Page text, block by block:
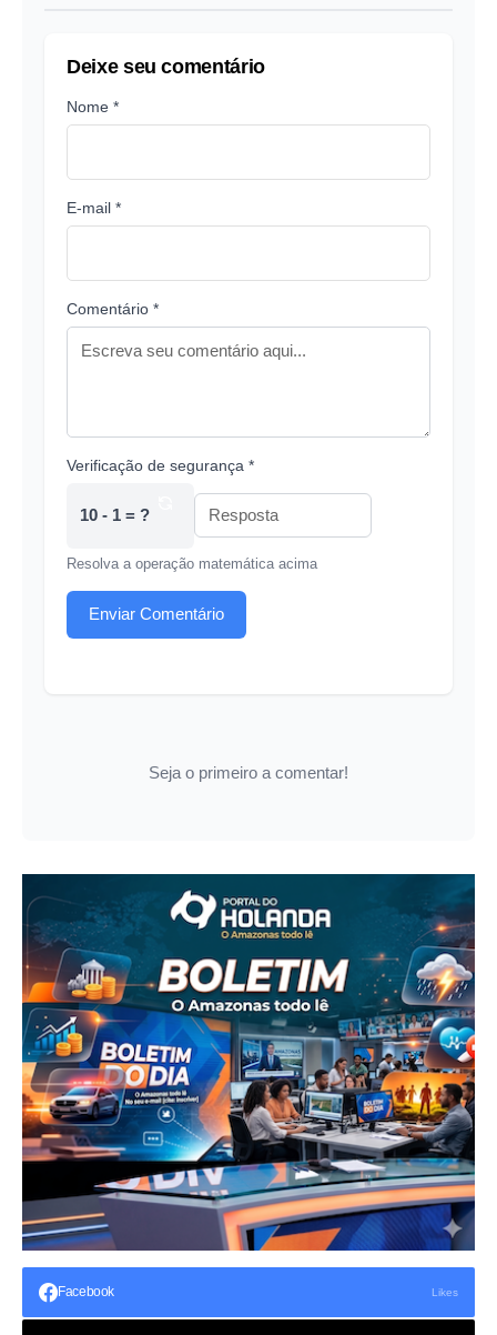
Deixe seu comentário
Nome *
E-mail *
Comentário *
Verificação de segurança *
10 - 1 = ?
Resolva a operação matemática acima
Enviar Comentário
Seja o primeiro a comentar!
Facebook Likes